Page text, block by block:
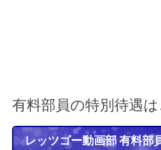
有料部員の特別待遇は
レッツゴー動画部 有料部